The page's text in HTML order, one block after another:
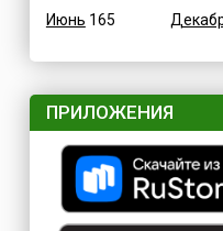
Июнь 165
ПРИЛОЖЕНИЯ